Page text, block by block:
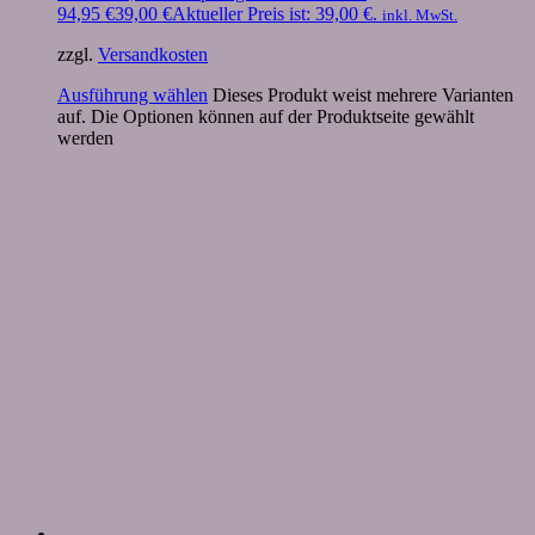
94,95 €39,00 €Aktueller Preis ist: 39,00 €. inkl. MwSt.
zzgl. Versandkosten
Ausführung wählen Dieses Produkt weist mehrere Varianten
auf. Die Optionen können auf der Produktseite gewählt
werden